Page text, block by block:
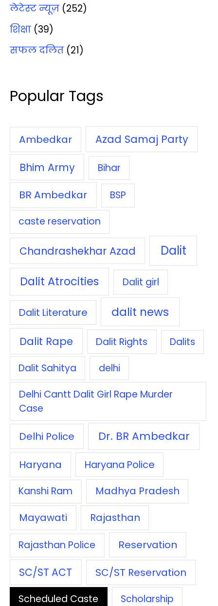
लेटेस्‍ट न्‍यूज़ (252)
शिक्षा (39)
सफल दलित (21)
Popular Tags
Ambedkar
Azad Samaj Party
Bhim Army
Bihar
BR Ambedkar
BSP
caste reservation
Chandrashekhar Azad Dalit
Dalit Atrocities Dalit girl
Dalit Literature dalit news
Dalit Rape Dalit Rights Dalits
Dalit Sahitya delhi
Delhi Cantt Dalit Girl Rape Murder
Case
Delhi Police Dr. BR Ambedkar
Haryana Haryana Police
Kanshi Ram
Madhya Pradesh
Mayawati
Rajasthan
Rajasthan Police Reservation
SC/ST ACT SC/ST Reservation
Scheduled Caste Scholarship